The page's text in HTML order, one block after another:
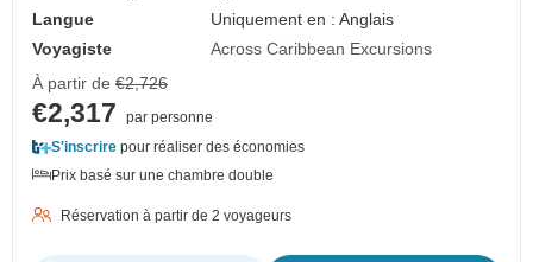
Langue
Uniquement en : Anglais
Voyagiste
Across Caribbean Excursions
À partir de €2,726
€2,317
par personne
S'inscrire pour réaliser des économies
Prix basé sur une chambre double
Réservation à partir de 2 voyageurs